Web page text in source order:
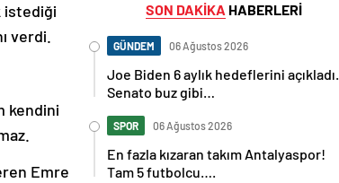
istediği
verdi.
kendini
Emre
SON DAKİKA HABERLERİ
GÜNDEM 06 Ağustos 2026
Joe Biden 6 aylık hedeflerini açıkladı.
Senato buz gibi…
SPOR 06 Ağustos 2026
En fazla kızaran takım Antalyaspor!
Tam 5 futbolcu….